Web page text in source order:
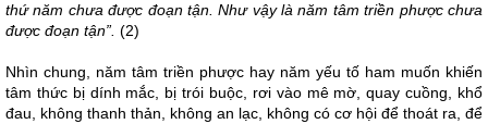
thứ năm chưa được đoạn tận. Như vậy là năm tâm triền phược chưa
được đoạn tận”. (2)
Nhìn chung, năm tâm triền phược hay năm yếu tố ham muốn khiến
tâm thức bị dính mắc, bị trói buộc, rơi vào mê mờ, quay cuồng, khổ
đau, không thanh thản, không an lạc, không có cơ hội để thoát ra, để